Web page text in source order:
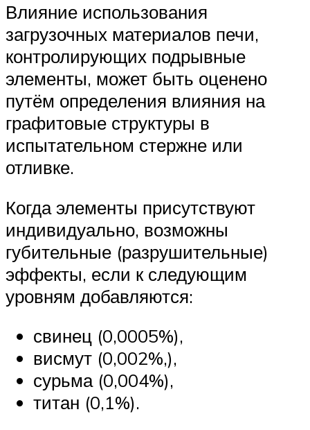
Влияние использования
загрузочных материалов печи,
контролирующих подрывные
элементы, может быть оценено
путём определения влияния на
графитовые структуры в
испытательном стержне или
отливке.
Когда элементы присутствуют
индивидуально, возможны
губительные (разрушительные)
эффекты, если к следующим
уровням добавляются:
свинец (0,0005%),
висмут (0,002%,),
сурьма (0,004%),
титан (0,1%).